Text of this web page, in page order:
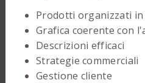
Prodotti organizzati
Grafica coerente con
Descrizioni efficaci
Strategie commerciali
Gestione cliente